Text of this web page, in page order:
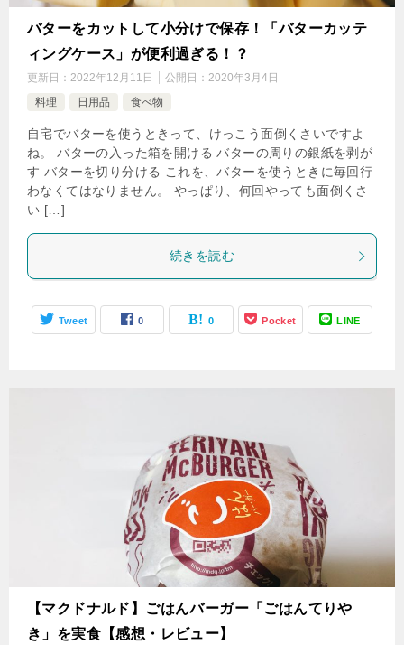
バターをカットして小分けで保存！「バターカッテ
ィングケース」が便利過ぎる！？
更新日： 2022年12月11日 公開日： 2020年3月4日
料理
日用品 食べ物
自宅でバターを使うときって、けっこう面倒くさいですよ
ね。 バターの入った箱を開ける バターの周りの銀紙を剥が
す バターを切り分ける これを、バターを使うときに毎回行
わなくてはなりません。 やっぱり、何回やっても面倒くさ
い […]
続きを読む
Tweet 0 0 Pocket LINE
【マクドナルド】ごはんバーガー「ごはんてりや
き」を実食【感想・レビュー】